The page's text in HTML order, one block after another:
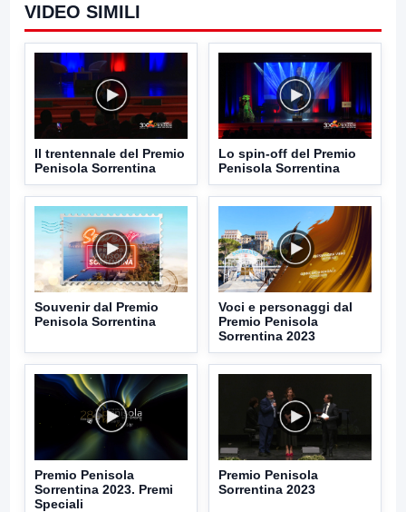
VIDEO SIMILI
Il trentennale del Premio
Penisola Sorrentina
Lo spin-off del Premio
Penisola Sorrentina
Souvenir dal Premio
Penisola Sorrentina
Voci e personaggi dal
Premio Penisola
Sorrentina 2023
Premio Penisola
Sorrentina 2023. Premi
Speciali
Premio Penisola
Sorrentina 2023